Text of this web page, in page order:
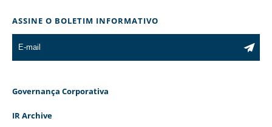
ASSINE O BOLETIM INFORMATIVO
Governança Corporativa
IR Archive